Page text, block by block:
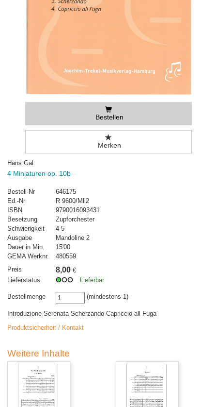
Bestellen
Merken
Hans Gal
4 Miniaturen op. 10b
Bestell-Nr
646175
Ed.-Nr
R 9600/Mli2
ISBN
9790016093431
Besetzung
Zupforchester
Schwierigkeit
4-5
Ausgabe
Mandoline 2
Dauer in Min.
15'00
GEMA Werknr.
480559
Preis
8,00 €
Lieferstatus
Lieferbar
Bestellmenge (mindestens 1)
Introduzione Serenata Scherzando Capriccio all Fuga
Produktsicherheit / Kontakt
Weitere Inhalte